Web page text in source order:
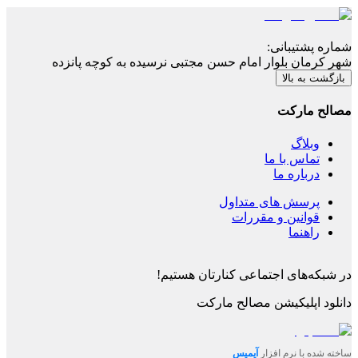
شماره پشتیبانی:
شهر کرمان بلوار امام حسن مجتبی نرسیده به کوچه پانزده
بازگشت به بالا
مصالح مارکت
وبلاگ
تماس با ما
درباره ما
پرسش های متداول
قوانین و مقررات
راهنما
در شبکه‌های اجتماعی کنارتان هستیم!
دانلود اپلیکیشن مصالح مارکت
ساخته شده با نرم افزار آیمیس